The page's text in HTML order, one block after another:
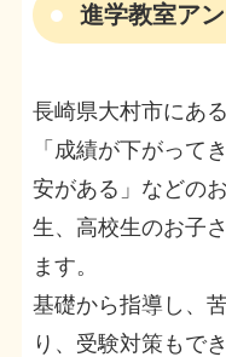
進学教室ア
長崎県大村市にあ
「成績が下がって
安がある」などの
生、高校生のお子
ます。
基礎から指導し、
り、受験対策もでき